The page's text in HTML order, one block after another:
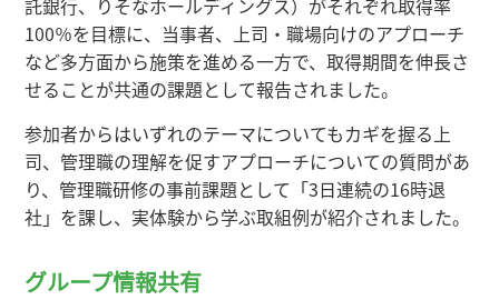
託銀行、りそなホールディングス）がそれぞれ取得率
100％を目標に、当事者、上司・職場向けのアプローチ
など多方面から施策を進める一方で、取得期間を伸長さ
せることが共通の課題として報告されました。
参加者からはいずれのテーマについてもカギを握る上
司、管理職の理解を促すアプローチについての質問があ
り、管理職研修の事前課題として「3日連続の16時退
社」を課し、実体験から学ぶ取組例が紹介されました。
グループ情報共有